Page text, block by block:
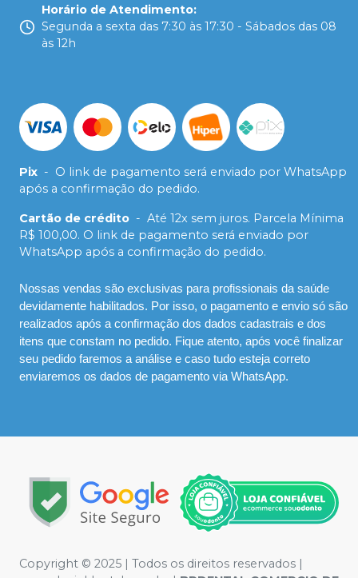
Horário de Atendimento:
Segunda a sexta das 7:30 às 17:30 - Sábados das 08
às 12h
Pix - O link de pagamento será enviado por WhatsApp
após a confirmação do pedido.
Cartão de crédito - Até 12x sem juros. Parcela Mínima
R$ 100,00. O link de pagamento será enviado por
WhatsApp após a confirmação do pedido.
Nossas vendas são exclusivas para profissionais da saúde
devidamente habilitados. Por isso, o pagamento e envio só são
realizados após a confirmação dos dados cadastrais e dos
itens que constam no pedido. Fique atento, após você finalizar
seu pedido faremos a análise e caso tudo esteja correto
enviaremos os dados de pagamento via WhatsApp.
Copyright © 2025 | Todos os direitos reservados |